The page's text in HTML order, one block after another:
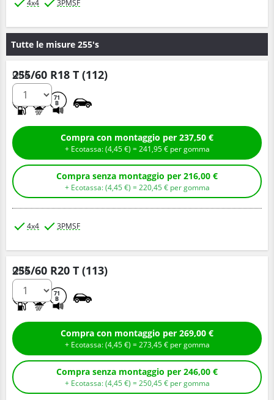
4x4 3PMSF
Tutte le misure 255's
255/60 R18 T (112)
71
B
Q.tà
Compra con montaggio per 237,50 €
+ Ecotassa: (4,45€ ) =241,95€ per gomma
Compra senza montaggio per 216,00 €
+ Ecotassa: (4,45€ ) =220,45€ per gomma
4x4 3PMSF
255/60 R20 T (113)
71
B
Q.tà
Compra con montaggio per 269,00 €
+ Ecotassa: (4,45€ ) =273,45€ per gomma
Compra senza montaggio per 246,00 €
+ Ecotassa: (4,45€ ) =250,45€ per gomma